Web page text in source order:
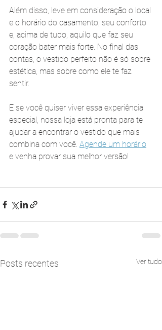
Além disso, leve em consideração o local
e o horário do casamento, seu conforto
e, acima de tudo, aquilo que faz seu
coração bater mais forte. No final das
contas, o vestido perfeito não é só sobre
estética, mas sobre como ele te faz
sentir.
E se você quiser viver essa experiência
especial, nossa loja está pronta para te
ajudar a encontrar o vestido que mais
combina com você. Agende um horário
e venha provar sua melhor versão!
Posts recentes Ver tudo